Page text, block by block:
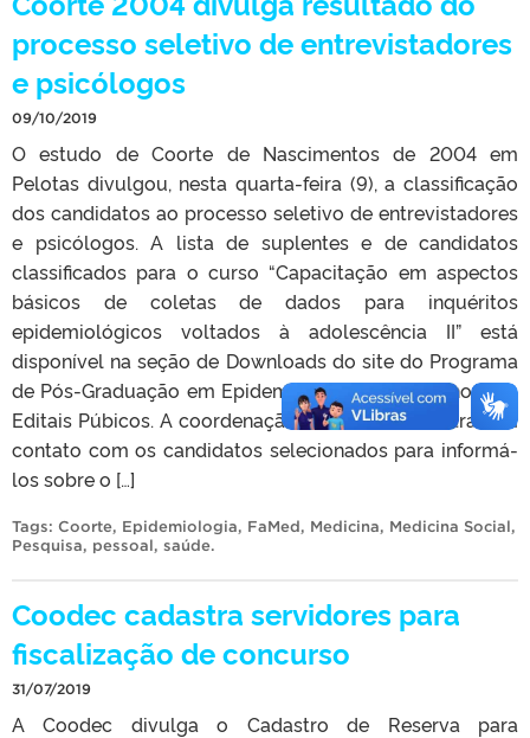
processo seletivo de entrevistadores
e psicólogos
09/10/2019
O estudo de Coorte de Nascimentos de 2004 em
Pelotas divulgou, nesta quarta-feira (9), a classificação
dos candidatos ao processo seletivo de entrevistadores
e psicólogos. A lista de suplentes e de candidatos
classificados para o curso “Capacitação em aspectos
básicos de coletas de dados para inquéritos
epidemiológicos voltados à adolescência II” está
disponível na seção de Downloads do site do Programa
de Pós-Graduação em Epidemiologia da UFPel, no item
Editais Púbicos. A coordenação do estudo irá entrar em
contato com os candidatos selecionados para informá-
los sobre o […]
Tags: Coorte, Epidemiologia, FaMed, Medicina, Medicina Social,
Pesquisa, pessoal, saúde.
Coodec cadastra servidores para
fiscalização de concurso
31/07/2019
A Coodec divulga o Cadastro de Reserva para